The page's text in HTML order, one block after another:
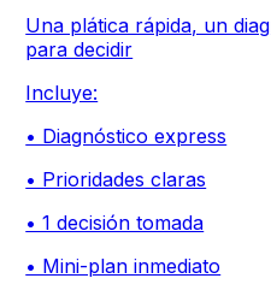
Una plática rápida, un
para decidir
Incluye:
• Diagnóstico express
• Prioridades claras
• 1 decisión tomada
• Mini-plan inmediato